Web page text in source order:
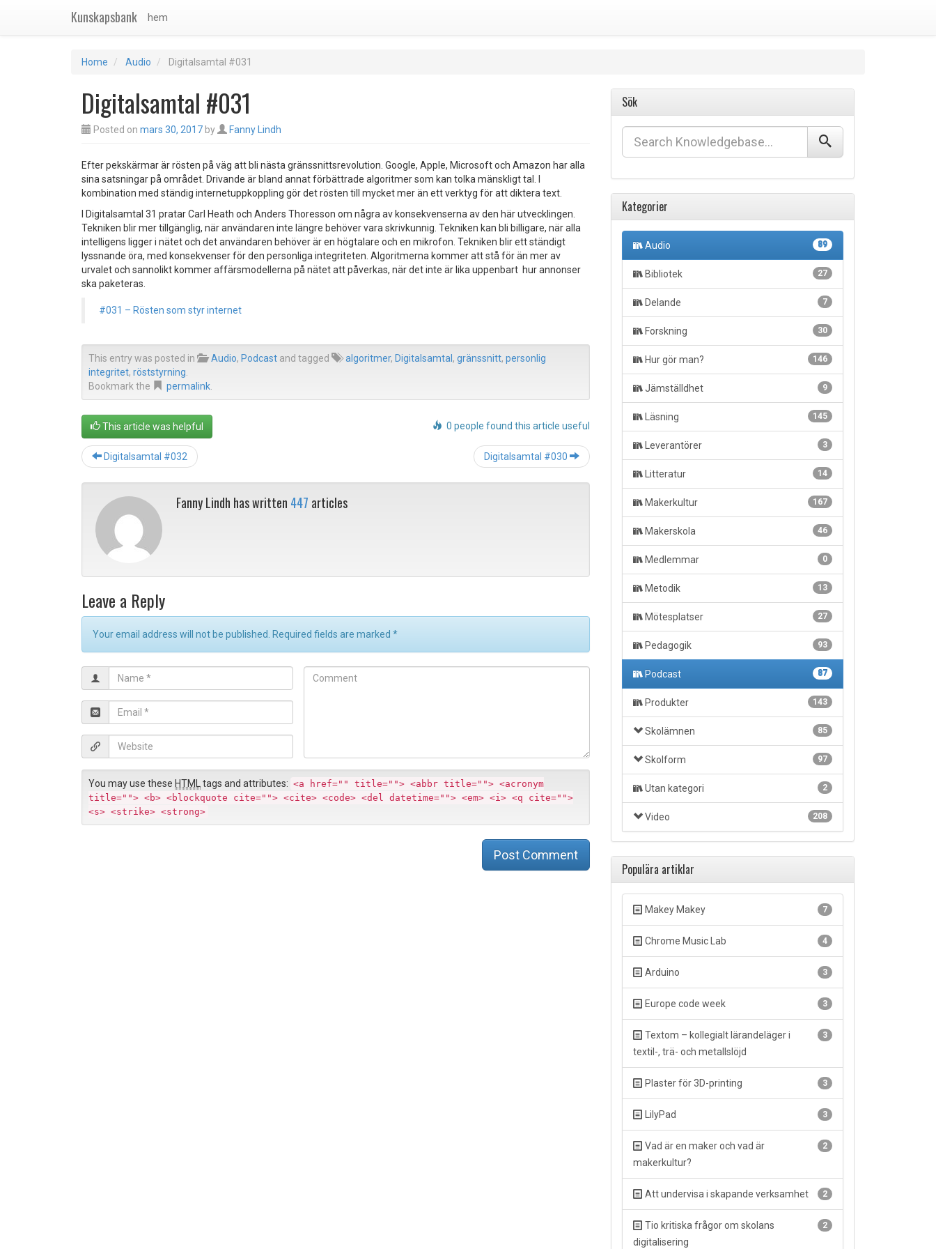
Kunskapsbank hem
Home Audio Digitalsamtal #031
Digitalsamtal #031
Posted on mars 30, 2017 by Fanny Lindh
Efter pekskärmar är rösten på väg att bli nästa gränssnittsrevolution. Google, Apple, Microsoft och Amazon har alla
sina satsningar på området. Drivande är bland annat förbättrade algoritmer som kan tolka mänskligt tal. I
kombination med ständig internetuppkoppling gör det rösten till mycket mer än ett verktyg för att diktera text.
I Digitalsamtal 31 pratar Carl Heath och Anders Thoresson om några av konsekvenserna av den här utvecklingen.
Tekniken blir mer tillgänglig, när användaren inte längre behöver vara skrivkunnig. Tekniken kan bli billigare, när alla
intelligens ligger i nätet och det användaren behöver är en högtalare och en mikrofon. Tekniken blir ett ständigt
lyssnande öra, med konsekvenser för den personliga integriteten. Algoritmerna kommer att stå för än mer av
urvalet och sannolikt kommer affärsmodellerna på nätet att påverkas, när det inte är lika uppenbart hur annonser
ska paketeras.
#031 – Rösten som styr internet
This entry was posted in Audio, Podcast and tagged algoritmer, Digitalsamtal , gränssnitt, personlig
integritet, röststyrning
Bookmark the
permalink
0 people found this article useful
This article was helpful
Digitalsamtal #032 Digitalsamtal #030
Fanny Lindh has written 447 articles
Leave a Reply
Your email address will not be published. Required fields are marked *
a
*
m
l
e
t
You may use these HTML tags and attributes: <a href="" title=""> <abbr title=""> <acronym
title=""> <b> <blockquote cite=""> <cite> <code> <del datetime=""> <em> <i> <q cite="">
<s> <strike> <strong>
Post Comment
Sök
Kategorier
89
Audio
27
Bibliotek
7
Delande
30
Forskning
146
Hur gör man?
9
Jämställdhet
145
Läsning
3
Leverantörer
14
Litteratur
167
Makerkultur
46
Makerskola
0
Medlemmar
13
Metodik
27
Mötesplatser
93
Pedagogik
87
Podcast
143
Produkter
85
Skolämnen
97
Skolform
2
Utan kategori
208
Video
Populära artiklar
7
Makey Makey
4
Chrome Music Lab
3
Arduino
3
Europe code week
3
Textom – kollegialt lärandeläger i
textil-, trä- och metallslöjd
3
Plaster för 3D-printing
3
LilyPad
2
Vad är en maker och vad är
makerkultur?
2
Att undervisa i skapande verksamhet
2
Tio kritiska frågor om skolans
digitalisering